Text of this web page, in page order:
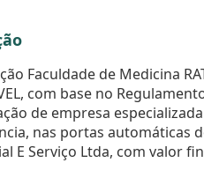
Faculdade de Medicina
com base no
de empresa
nas portas automáticas
E Serviço Ltda, com valor